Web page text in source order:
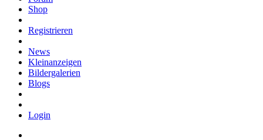
Shop
Registrieren
News
Kleinanzeigen
Bildergalerien
Blogs
Login